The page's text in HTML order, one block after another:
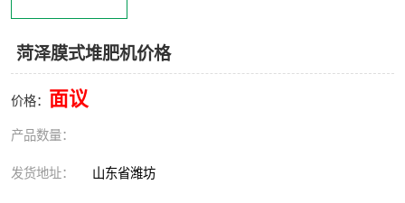
菏泽膜式堆肥机价格
价格： 面议
产品数量：
发货地址： 山东省潍坊